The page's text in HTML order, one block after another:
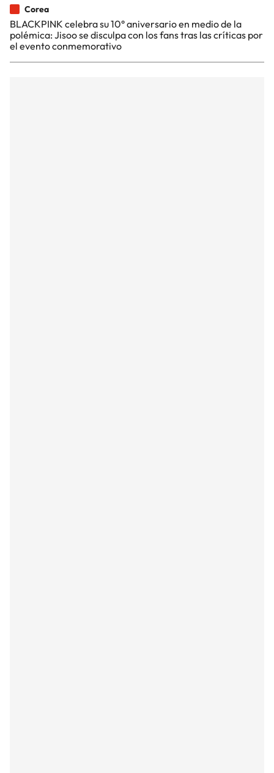
Corea
BLACKPINK celebra su 10° aniversario en medio de la
polémica: Jisoo se disculpa con los fans tras las críticas por
el evento conmemorativo